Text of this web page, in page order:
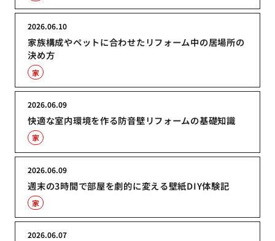
家族構成やペットに合わせたリフォーム中の居場所の
決め方
2026.06.10
家
快適な室内環境を作る防音壁リフォームの基礎知識
2026.06.09
家
週末の3時間で部屋を劇的に変える壁紙DIY体験記
2026.06.09
家
2026.06.07